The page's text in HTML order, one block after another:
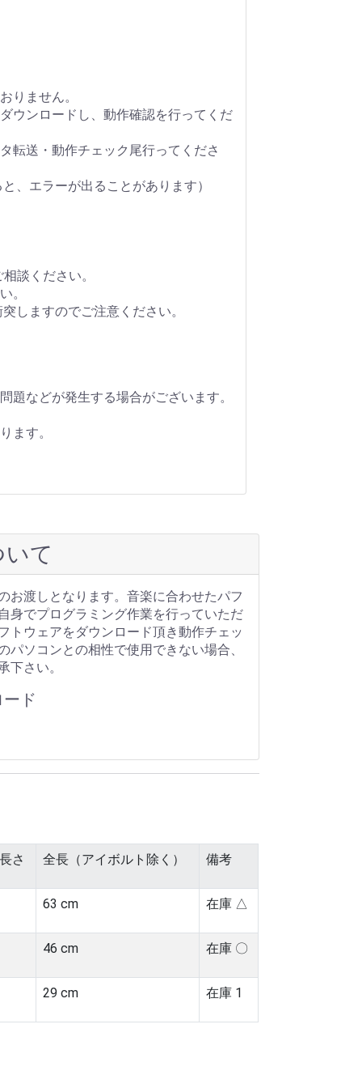
りません。
ウンロードし、動作確認を行ってくだ
転送・動作チェック尾行ってくださ
、エラーが出ることがあります）
談ください。
。
しますのでご注意ください。
などが発生する場合がございます。
ます。
て
お渡しとなります。音楽に合わせたパフ
身でプログラミング作業を行っていただ
トウェアをダウンロード頂き動作チェッ
パソコンとの相性で使用できない場合、
下さい。
ド
さ 全長（アイボルト除く） 備考
63 cm 在庫 △
46 cm 在庫 〇
29 cm 在庫 1